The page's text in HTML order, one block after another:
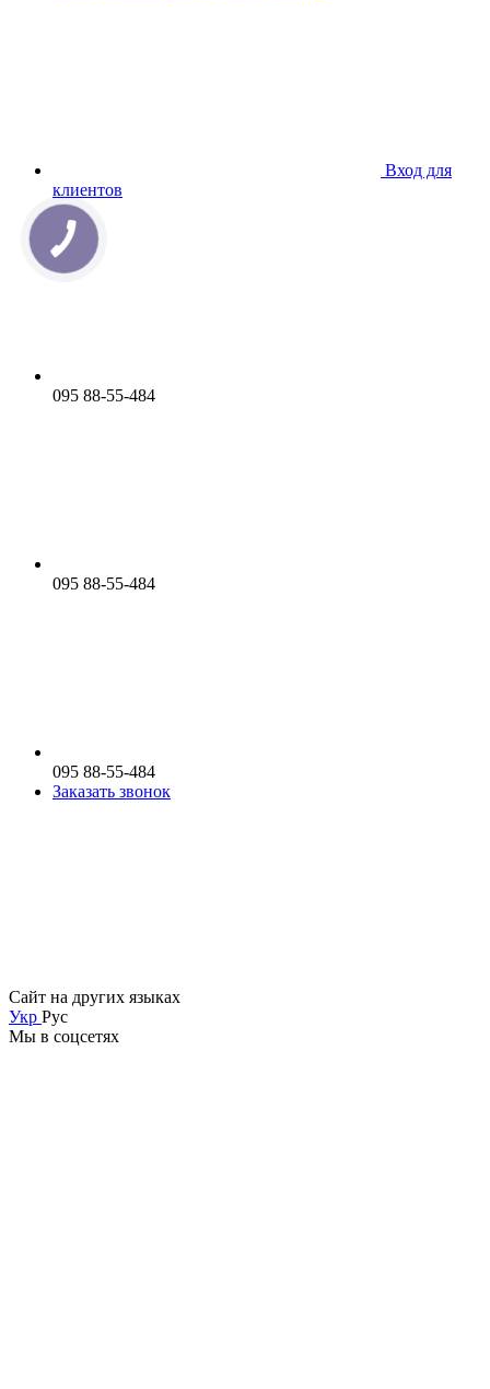
Вход для
клиентов
095 88-55-484
095 88-55-484
095 88-55-484
Заказать звонок
Сайт на других языках
Укр Рус
Мы в соцсетях